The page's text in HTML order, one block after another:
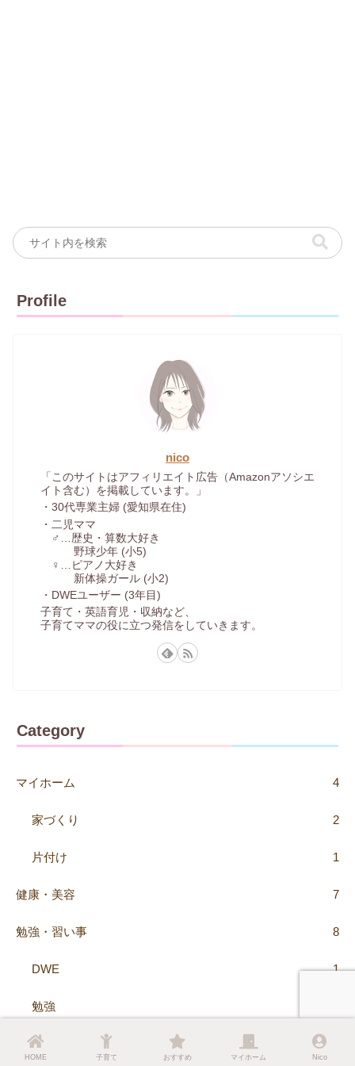
Profile
nico
「このサイトはアフィリエイト広告（Amazonアソシエ
イト含む）を掲載しています。」
・30代専業主婦 (愛知県在住)
・二児ママ
♂…歴史・算数大好き
野球少年 (小5)
♀…ピアノ大好き
新体操ガール (小2)
・DWEユーザー (3年目)
子育て・英語育児・収納など、
子育てママの役に立つ発信をしていきます。
Category
マイホーム 4
家づくり 2
片付け 1
健康・美容 7
勉強・習い事 8
DWE 1
勉強
習い事
HOME 子育て おすすめ マイホーム Nico